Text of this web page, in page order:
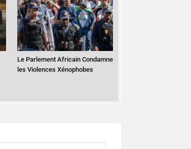
Le Parlement Africain Condamne
les Violences Xénophobes